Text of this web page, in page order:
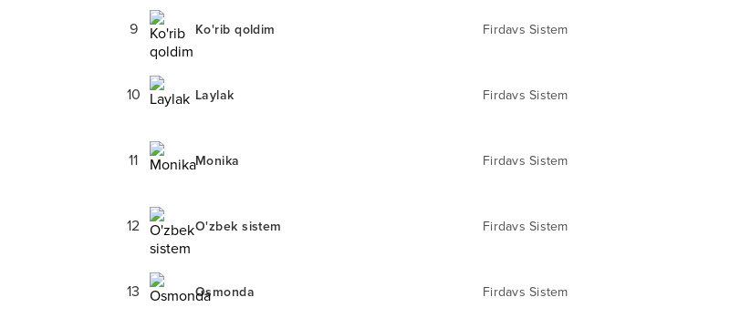
9 Ko'rib qoldim Firdavs Sistem
10 Laylak Firdavs Sistem
11 Monika Firdavs Sistem
12 O'zbek sistem Firdavs Sistem
13 Osmonda Firdavs Sistem